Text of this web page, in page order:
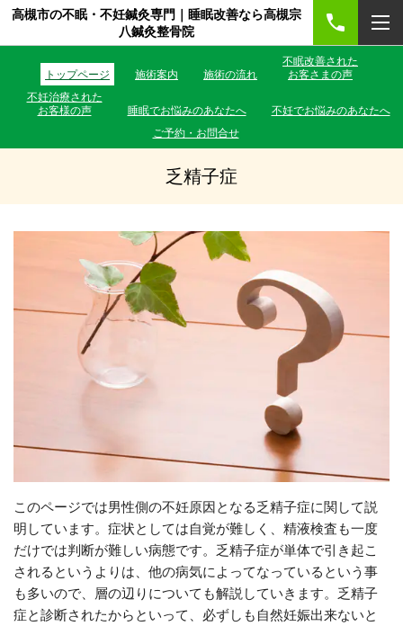
高槻市の不眠・不妊鍼灸専門｜睡眠改善なら高槻宗
八鍼灸整骨院
トップページ 施術案内 施術の流れ
不眠改善された
お客さまの声
不妊治療された
お客様の声
睡眠でお悩みのあなたへ
不妊でお悩みのあなたへ
ご予約・お問合せ
乏精子症
このページでは男性側の不妊原因となる乏精子症に関して説
明しています。症状としては自覚が難しく、精液検査も一度
だけでは判断が難しい病態です。乏精子症が単体で引き起こ
されるというよりは、他の病気によってなっているという事
も多いので、層の辺りについても解説していきます。乏精子
症と診断されたからといって、必ずしも自然妊娠出来ないと